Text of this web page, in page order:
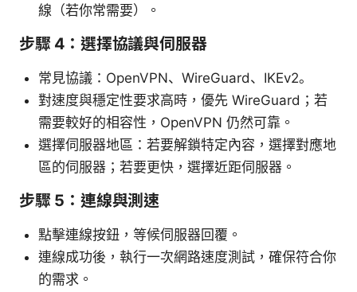
線（若你常需要）。
步驟 4：選擇協議與伺服器
常見協議：OpenVPN、WireGuard、IKEv2。
對速度與穩定性要求高時，優先 WireGuard；若
需要較好的相容性，OpenVPN 仍然可靠。
選擇伺服器地區：若要解鎖特定內容，選擇對應地
區的伺服器；若要更快，選擇近距伺服器。
步驟 5：連線與測速
點擊連線按鈕，等候伺服器回覆。
連線成功後，執行一次網路速度測試，確保符合你
的需求。